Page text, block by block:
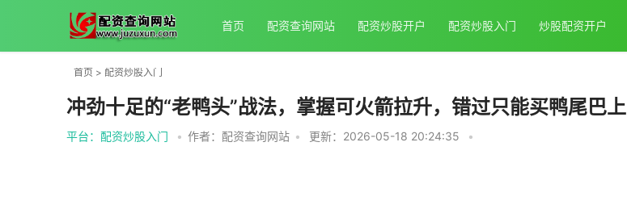
首页 配资查询网站 配资炒股开户 配资炒股入门 炒股配资开户
首页 > 配资炒股入门
冲劲十足的“老鸭头”战法，掌握可火箭拉升，错过只能买鸭尾巴上
平台：配资炒股入门 • 作者：配资查询网站 • 更新：2026-05-18 20:24:35 •